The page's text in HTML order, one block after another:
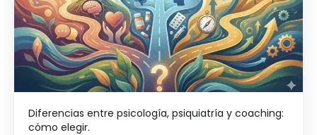
Diferencias entre psicología, psiquiatría y coaching:
cómo elegir.